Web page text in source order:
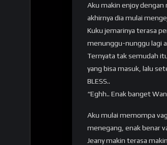
Aku makin enjoy dengan
akhirnya dia mulai
Kuku jemarinya terasa
menunggu-nunggu lagi
Ternyata tak semudah
yang bisa masuk, lalu
BLESS..
“Eghh.. Enak banget
Aku mulai memompa
menegang, enak benar
Jeany makin terasa